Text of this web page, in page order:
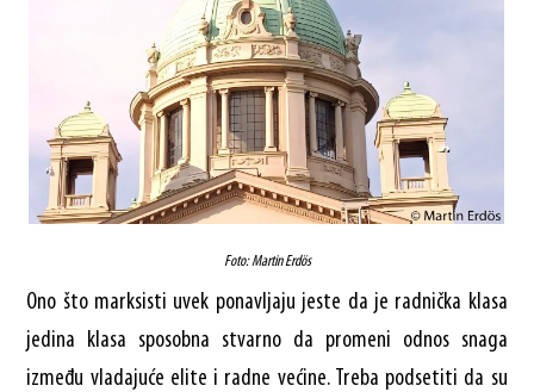
Foto: Martin Erdös
Ono što marksisti uvek ponavljaju jeste da je radnička klasa
jedina klasa sposobna stvarno da promeni odnos snaga
između vladajuće elite i radne većine. Treba podsetiti da su